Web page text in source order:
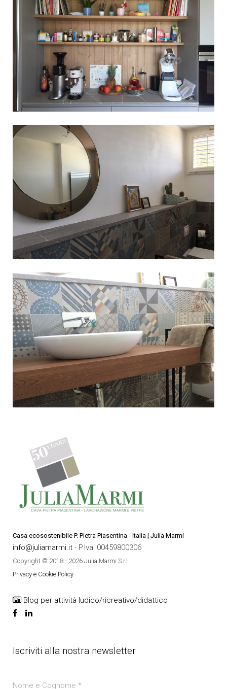
Casa ecosostenibile P. Pietra Piasentina - Italia | Julia Marmi
info@juliamarmi.it - P.Iva: 00459800306
Copyright © 2018 - 2026 Julia Marmi S.r.l
Privacy e Cookie Policy
Blog per attività ludico/ricreativo/didattico
Iscriviti alla nostra newsletter
Nome e Cognome *